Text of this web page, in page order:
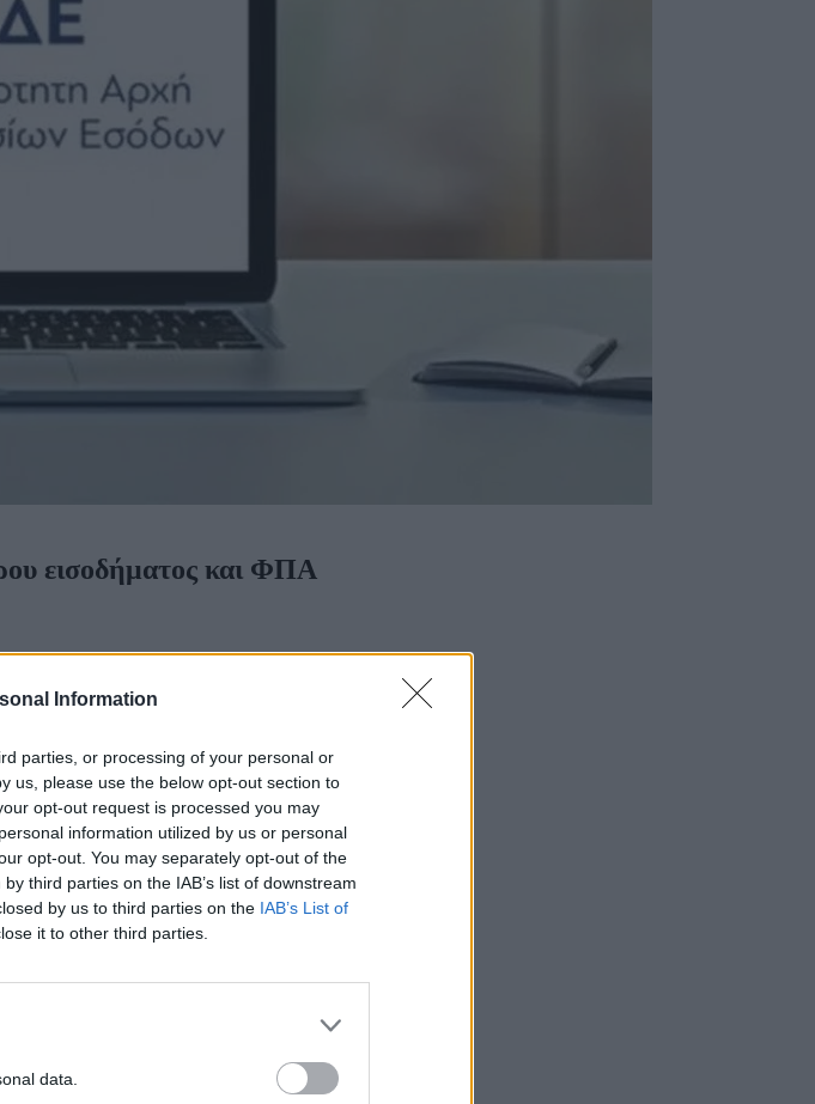
Information
parties, or processing of your personal or
us, please use the below opt-out section to
opt-out request is processed you may
information utilized by us or personal
opt-out. You may separately opt-out of the
third parties on the IAB’s list of downstream
by us to third parties on the IAB’s List of
it to other third parties.
data.
εισοδήματος και ΦΠΑ